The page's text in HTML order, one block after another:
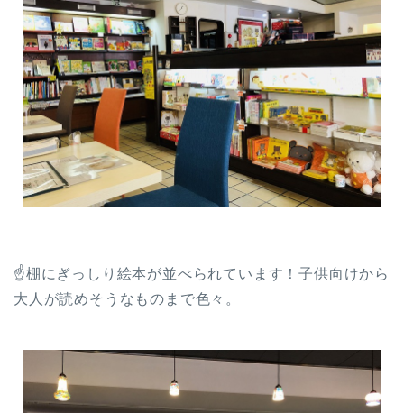
☝棚にぎっしり絵本が並べられています！子供向けから
大人が読めそうなものまで色々。